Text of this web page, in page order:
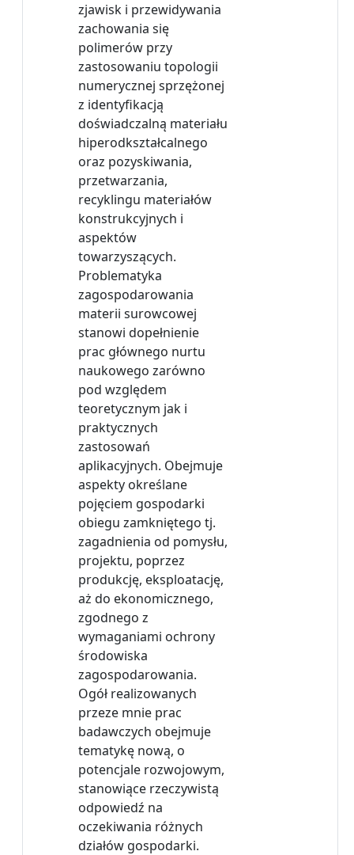
zjawisk i przewidywania
zachowania się
polimerów przy
zastosowaniu topologii
numerycznej sprzężonej
z identyfikacją
doświadczalną materiału
hiperodkształcalnego
oraz pozyskiwania,
przetwarzania,
recyklingu materiałów
konstrukcyjnych i
aspektów
towarzyszących.
Problematyka
zagospodarowania
materii surowcowej
stanowi dopełnienie
prac głównego nurtu
naukowego zarówno
pod względem
teoretycznym jak i
praktycznych
zastosowań
aplikacyjnych. Obejmuje
aspekty określane
pojęciem gospodarki
obiegu zamkniętego tj.
zagadnienia od pomysłu,
projektu, poprzez
produkcję, eksploatację,
aż do ekonomicznego,
zgodnego z
wymaganiami ochrony
środowiska
zagospodarowania.
Ogół realizowanych
przeze mnie prac
badawczych obejmuje
tematykę nową, o
potencjale rozwojowym,
stanowiące rzeczywistą
odpowiedź na
oczekiwania różnych
działów gospodarki.